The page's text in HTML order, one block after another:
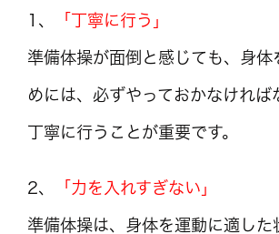
1、 「丁寧に行う」
準備体操が面倒と感じても、身体
めには、必ずやっておかなければ
丁寧に行うことが重要です。
2、 「力を入れすぎない」
準備体操は、身体を運動に適した